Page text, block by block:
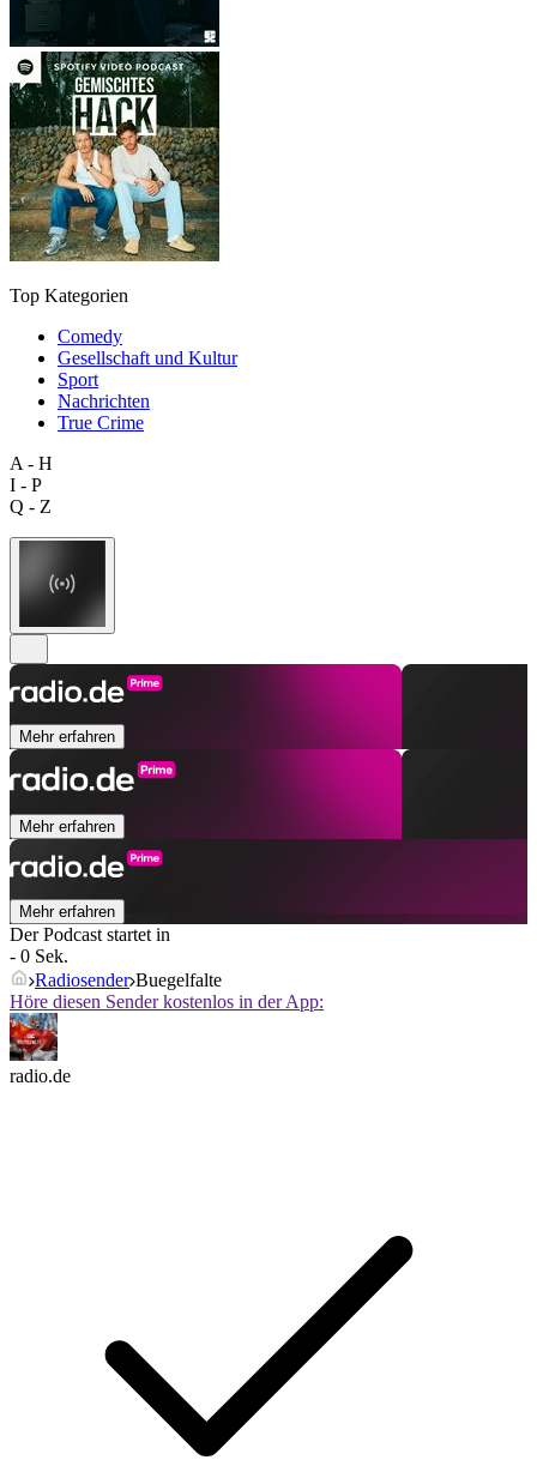
Top Kategorien
Comedy
Gesellschaft und Kultur
Sport
Nachrichten
True Crime
A - H
I - P
Q - Z
Mehr erfahren
Mehr erfahren
Mehr erfahren
Der Podcast startet in
- 0 Sek.
Radiosender Buegelfalte
Höre diesen Sender kostenlos in der App:
radio.de